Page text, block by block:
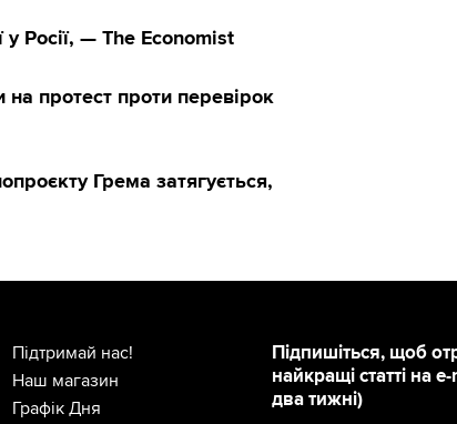
Росії, — The Economist
протест проти перевірок
Грема затягується,
Підпишіться, щоб
найкращі статті на
два тижні)
Підтримай нас!
Наш магазин
Графік Дня